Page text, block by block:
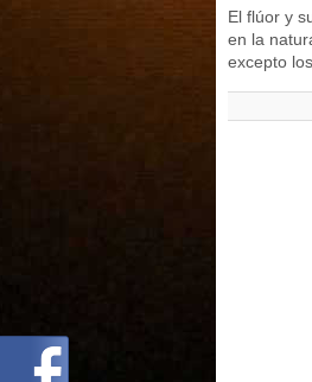
El flúor y
en la
excepto